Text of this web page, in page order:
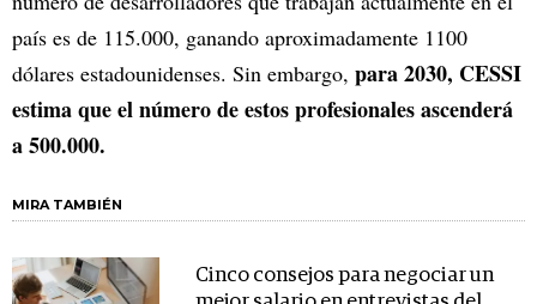
país es de 115.000, ganando aproximadamente 1100
dólares estadounidenses. Sin embargo, para 2030, CESSI
estima que el número de estos profesionales ascenderá
a 500.000.
MIRA TAMBIÉN
Cinco consejos para negociar un